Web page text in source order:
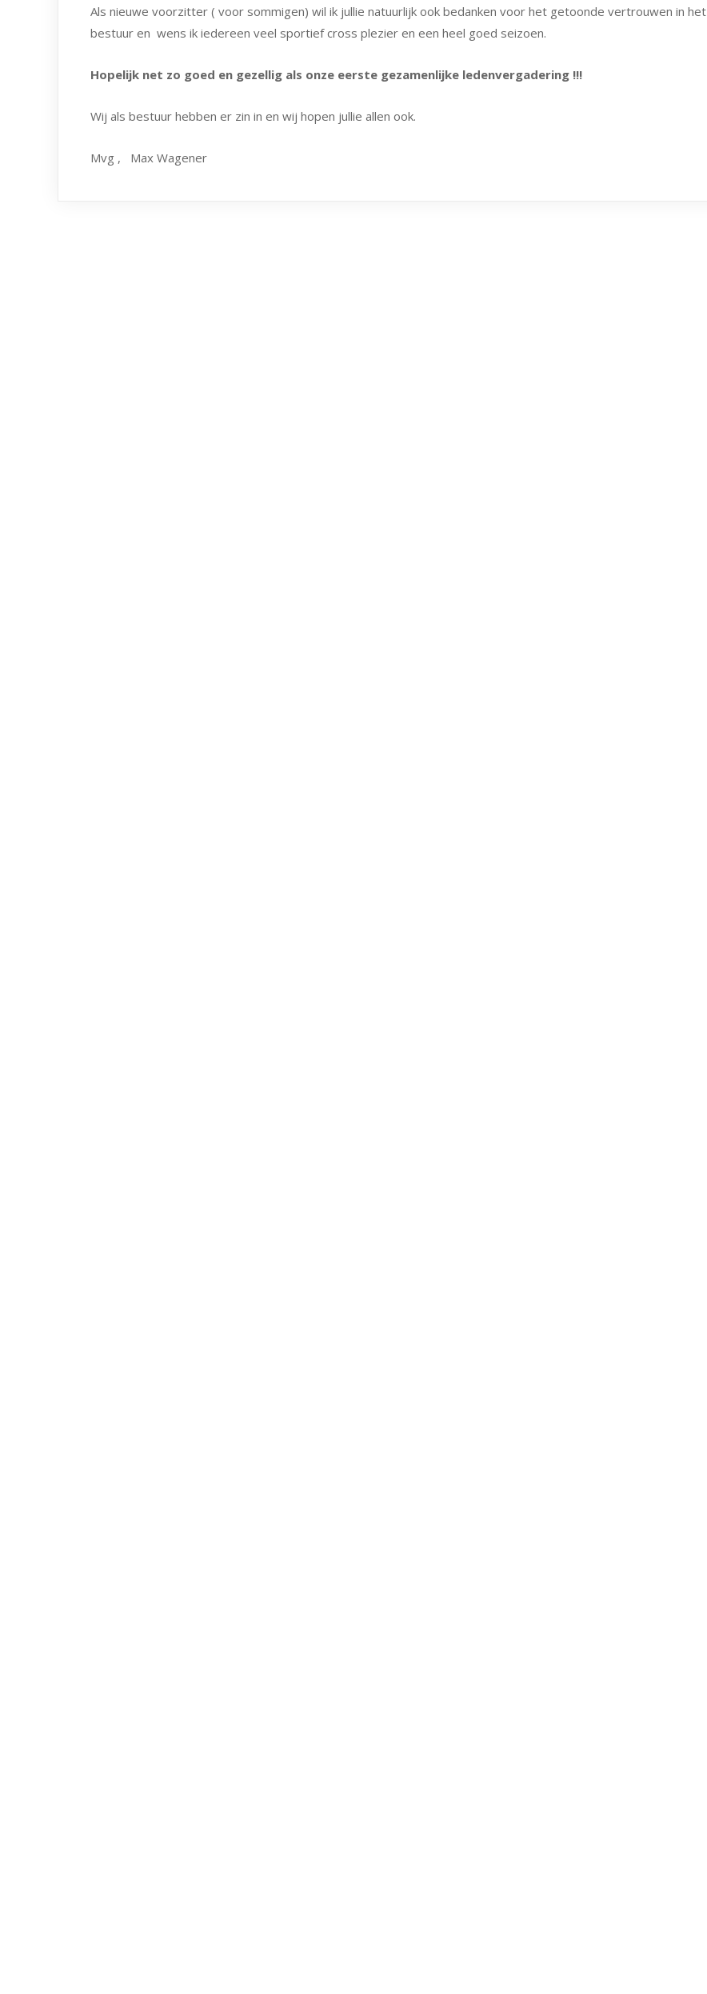
Als nieuwe voorzitter ( voor sommigen) wil ik jullie natuurlijk ook bedanken voor het getoonde vertrouwen in het
bestuur en wens ik iedereen veel sportief cross plezier en een heel goed seizoen.
Hopelijk net zo goed en gezellig als onze eerste gezamenlijke ledenvergadering !!!
Wij als bestuur hebben er zin in en wij hopen jullie allen ook.
Mvg , Max Wagener